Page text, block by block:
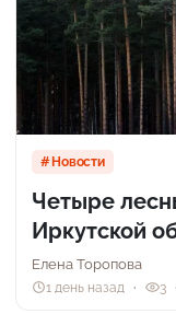
Новости
Четыре
Иркутской
Елена Торопова
1 день назад 3